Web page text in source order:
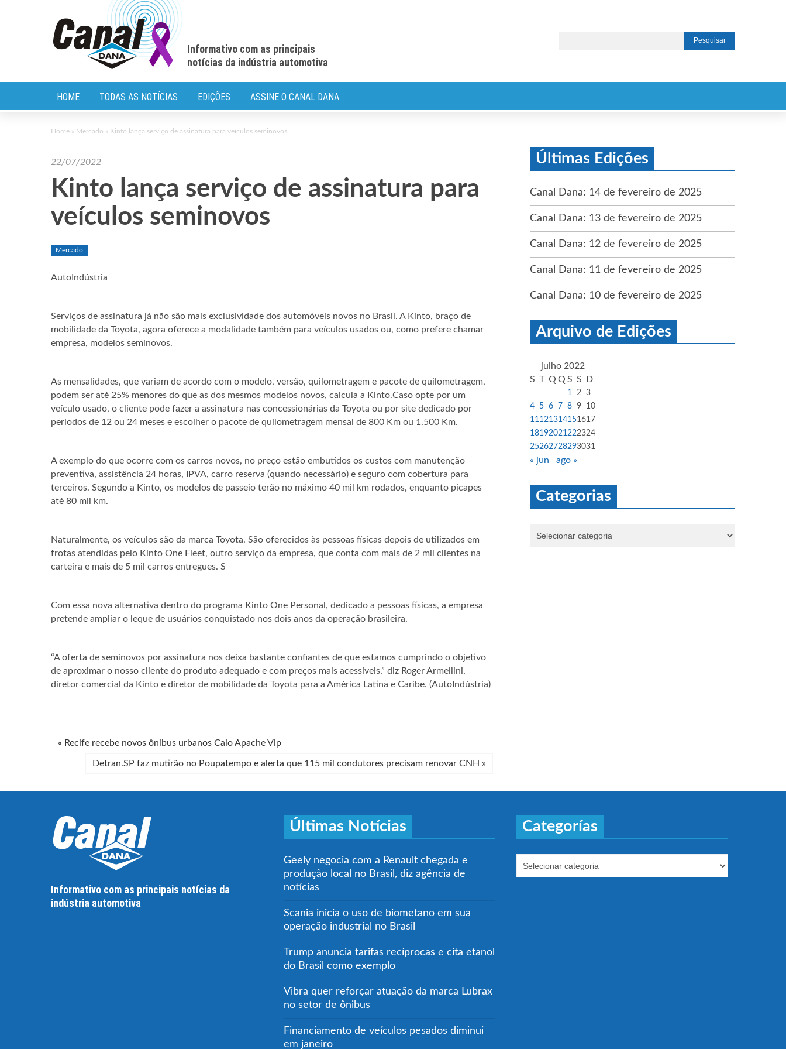
Informativo com as principais
notícias da indústria automotiva
HOME TODAS AS NOTÍCIAS EDIÇÕES ASSINE O CANAL DANA
Home » Mercado » Kinto lança serviço de assinatura para veículos seminovos
22/07/2022
Kinto lança serviço de assinatura para
veículos seminovos
Mercado
AutoIndústria
Serviços de assinatura já não são mais exclusividade dos automóveis novos no Brasil. A Kinto, braço de
mobilidade da Toyota, agora oferece a modalidade também para veículos usados ou, como prefere chamar
empresa, modelos seminovos.
As mensalidades, que variam de acordo com o modelo, versão, quilometragem e pacote de quilometragem,
podem ser até 25% menores do que as dos mesmos modelos novos, calcula a Kinto.Caso opte por um
veículo usado, o cliente pode fazer a assinatura nas concessionárias da Toyota ou por site dedicado por
períodos de 12 ou 24 meses e escolher o pacote de quilometragem mensal de 800 Km ou 1.500 Km.
A exemplo do que ocorre com os carros novos, no preço estão embutidos os custos com manutenção
preventiva, assistência 24 horas, IPVA, carro reserva (quando necessário) e seguro com cobertura para
terceiros. Segundo a Kinto, os modelos de passeio terão no máximo 40 mil km rodados, enquanto picapes
até 80 mil km.
Naturalmente, os veículos são da marca Toyota. São oferecidos às pessoas físicas depois de utilizados em
frotas atendidas pelo Kinto One Fleet, outro serviço da empresa, que conta com mais de 2 mil clientes na
carteira e mais de 5 mil carros entregues. S
Com essa nova alternativa dentro do programa Kinto One Personal, dedicado a pessoas físicas, a empresa
pretende ampliar o leque de usuários conquistado nos dois anos da operação brasileira.
“A oferta de seminovos por assinatura nos deixa bastante confiantes de que estamos cumprindo o objetivo
de aproximar o nosso cliente do produto adequado e com preços mais acessíveis,” diz Roger Armellini,
diretor comercial da Kinto e diretor de mobilidade da Toyota para a América Latina e Caribe. (AutoIndústria)
« Recife recebe novos ônibus urbanos Caio Apache Vip
Detran.SP faz mutirão no Poupatempo e alerta que 115 mil condutores precisam renovar CNH »
Últimas Edições
Canal Dana: 14 de fevereiro de 2025
Canal Dana: 13 de fevereiro de 2025
Canal Dana: 12 de fevereiro de 2025
Canal Dana: 11 de fevereiro de 2025
Canal Dana: 10 de fevereiro de 2025
Arquivo de Edições
julho 2022
S T Q Q S S D
1 2 3
4
5 6 7 8 9
10
11121314151617
18192021222324
25262728293031
« jun ago »
Categorias
Informativo com as principais notícias da
indústria automotiva
Últimas Notícias
Geely negocia com a Renault chegada e
produção local no Brasil, diz agência de
notícias
Scania inicia o uso de biometano em sua
operação industrial no Brasil
Trump anuncia tarifas recíprocas e cita etanol
do Brasil como exemplo
Vibra quer reforçar atuação da marca Lubrax
no setor de ônibus
Financiamento de veículos pesados diminui
em janeiro
Categorías